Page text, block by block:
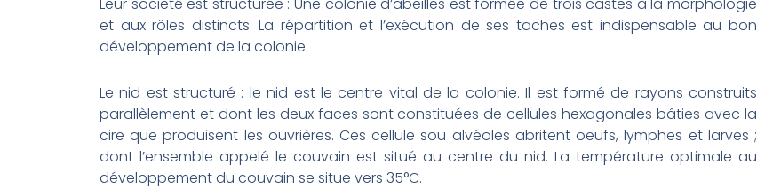
et aux rôles distincts. La répartition et l’exécution de ses taches est indispensable au bon
développement de la colonie.
Le nid est structuré : le nid est le centre vital de la colonie. Il est formé de rayons construits
parallèlement et dont les deux faces sont constituées de cellules hexagonales bâties avec la
cire que produisent les ouvrières. Ces cellule sou alvéoles abritent oeufs, lymphes et larves ;
dont l’ensemble appelé le couvain est situé au centre du nid. La température optimale au
développement du couvain se situe vers 35°C.